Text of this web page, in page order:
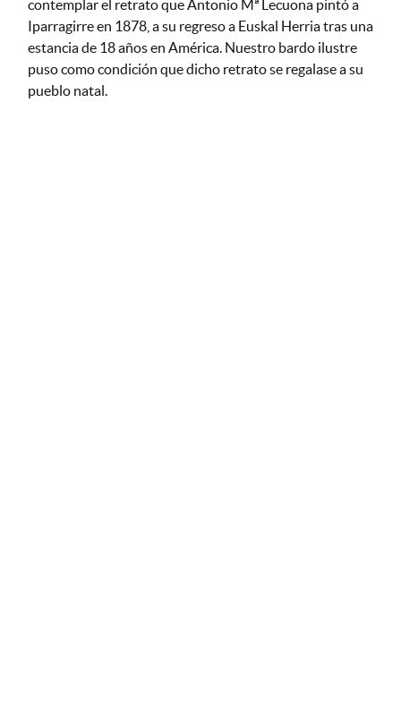
contemplar el retrato que Antonio Mª Lecuona pintó a
Iparragirre en 1878, a su regreso a Euskal Herria tras una
estancia de 18 años en América. Nuestro bardo ilustre
puso como condición que dicho retrato se regalase a su
pueblo natal.